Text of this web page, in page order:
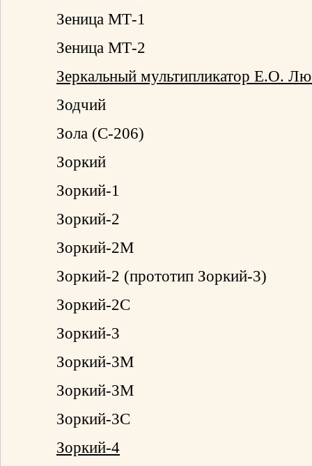
Зеница МТ-1
Зеница МТ-2
Зеркальный мультипликатор Е.О.
Зодчий
Зола (С-206)
Зоркий
Зоркий-1
Зоркий-2
Зоркий-2М
Зоркий-2 (прототип Зоркий-3)
Зоркий-2С
Зоркий-3
Зоркий-3М
Зоркий-3М
Зоркий-3С
Зоркий-4